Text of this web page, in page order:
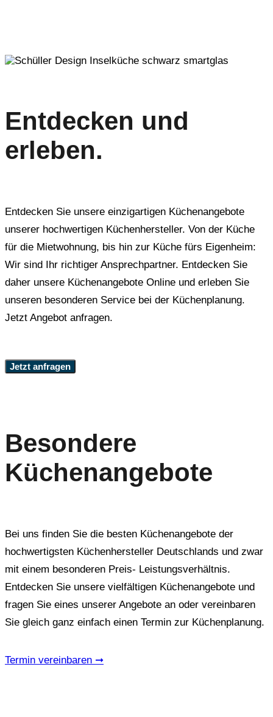
Entdecken und
erleben.
Entdecken Sie unsere einzigartigen Küchenangebote
unserer hochwertigen Küchenhersteller. Von der Küche
für die Mietwohnung, bis hin zur Küche fürs Eigenheim:
Wir sind Ihr richtiger Ansprechpartner. Entdecken Sie
daher unsere Küchenangebote Online und erleben Sie
unseren besonderen Service bei der Küchenplanung.
Jetzt Angebot anfragen.
Jetzt anfragen
Besondere
Küchenangebote
Bei uns finden Sie die besten Küchenangebote der
hochwertigsten Küchenhersteller Deutschlands und zwar
mit einem besonderen Preis- Leistungsverhältnis.
Entdecken Sie unsere vielfältigen Küchenangebote und
fragen Sie eines unserer Angebote an oder vereinbaren
Sie gleich ganz einfach einen Termin zur Küchenplanung.
Termin vereinbaren ➞